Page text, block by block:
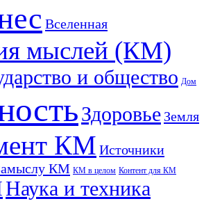
Вселенная
мыслей (КМ)
и общество Дом
Здоровье Земля
КМ Источники
КМ КМ в целом Контент для КМ
Наука и техника